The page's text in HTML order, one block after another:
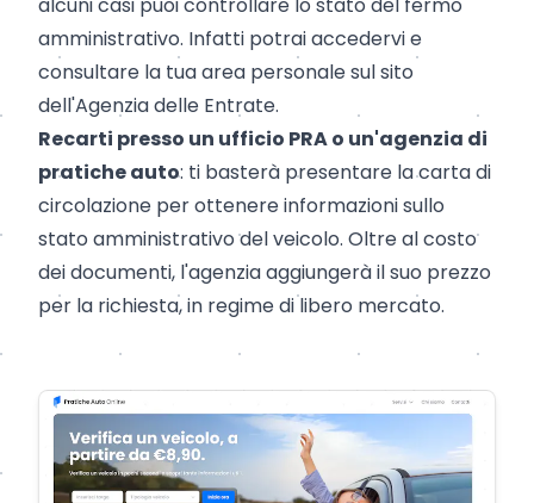
amministrativo. Infatti potrai accedervi e
consultare la tua area personale sul sito
dell'Agenzia delle Entrate.
Recarti presso un ufficio PRA o un'agenzia di
pratiche auto: ti basterà presentare la carta di
circolazione per ottenere informazioni sullo
stato amministrativo del veicolo. Oltre al costo
dei documenti, l'agenzia aggiungerà il suo prezzo
per la richiesta, in regime di libero mercato.